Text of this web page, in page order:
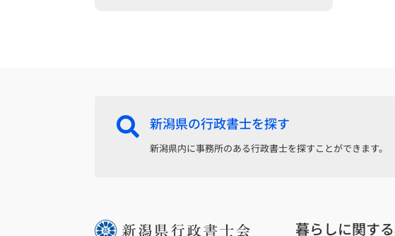
 新潟県の行政書士を探す
新潟県内に事務所のある行政書士を探すことができます。
暮らしに関す